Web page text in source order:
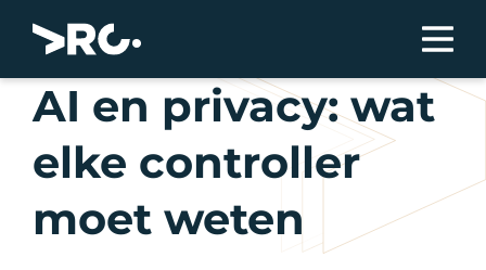
AI en privacy: wat
elke controller
moet weten